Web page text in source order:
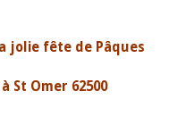
jolie fête de Pâques
St Omer 62500